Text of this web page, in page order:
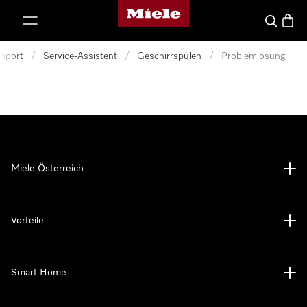
Miele-Homepage
Suche
/ Service-Assistent / Geschirrspülen / Problemlösung
Miele Österreich
Vorteile
Smart Home